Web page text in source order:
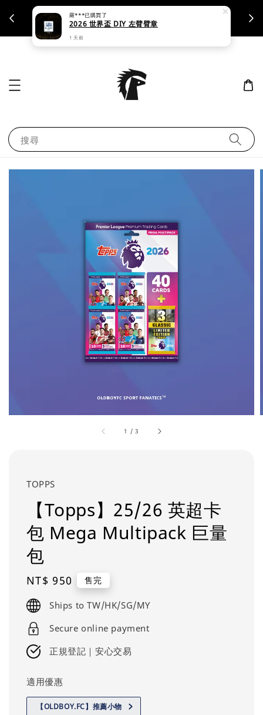
支援刷卡｜皆開立統一發票
搜尋
1 /3
TOPPS
【Topps】25/26 英超卡
包 Mega Multipack 巨量
包
Regular
price
NT$ 950 售完
Ships to TW/HK/SG/MY
Secure online payment
正規登記｜安心交易
適用優惠
【OLDBOY.FC】推薦小物
羅***已購買了
2026 世界盃 DIY 左臂臂章
1 天前